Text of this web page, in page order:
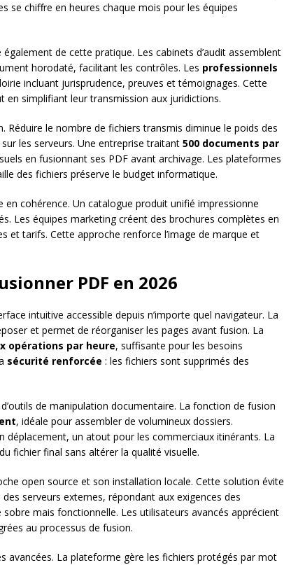
se chiffre en heures chaque mois pour les équipes
également de cette pratique. Les cabinets d’audit assemblent
horodaté, facilitant les contrôles. Les professionnels
incluant jurisprudence, preuves et témoignages. Cette
en simplifiant leur transmission aux juridictions.
Réduire le nombre de fichiers transmis diminue le poids des
les serveurs. Une entreprise traitant 500 documents par
en fusionnant ses PDF avant archivage. Les plateformes
des fichiers préserve le budget informatique.
en cohérence. Un catalogue produit unifié impressionne
Les équipes marketing créent des brochures complètes en
et tarifs. Cette approche renforce l’image de marque et
PDF en 2026
intuitive accessible depuis n’importe quel navigateur. La
et permet de réorganiser les pages avant fusion. La
opérations par heure, suffisante pour les besoins
sécurité renforcée : les fichiers sont supprimés des
de manipulation documentaire. La fonction de fusion
, idéale pour assembler de volumineux dossiers.
déplacement, un atout pour les commerciaux itinérants. La
fichier final sans altérer la qualité visuelle.
open source et son installation locale. Cette solution évite
serveurs externes, répondant aux exigences des
sobre mais fonctionnelle. Les utilisateurs avancés apprécient
au processus de fusion.
avancées. La plateforme gère les fichiers protégés par mot